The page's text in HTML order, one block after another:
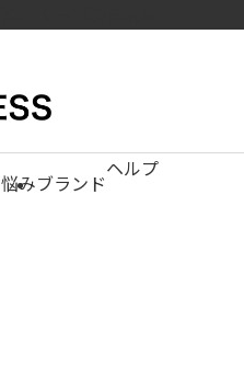
悩みブランド
ヘルプ